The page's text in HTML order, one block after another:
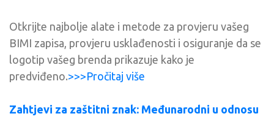
Otkrijte najbolje alate i metode za provjeru vašeg
BIMI zapisa, provjeru usklađenosti i osiguranje da se
logotip vašeg brenda prikazuje kako je
predviđeno.>>>Pročitaj više
Zahtjevi za zaštitni znak: Međunarodni u odnosu